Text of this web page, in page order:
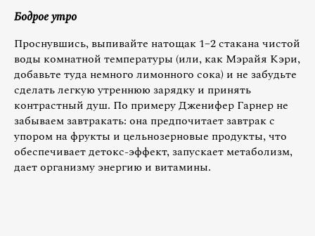
Бодрое утро
Проснувшись, выпивайте натощак 1–2 стакана чистой
воды комнатной температуры (или, как Мэрайя Кэри,
добавьте туда немного лимонного сока) и не забудьте
сделать легкую утреннюю зарядку и принять
контрастный душ. По примеру Дженифер Гарнер не
забываем завтракать: она предпочитает завтрак с
упором на фрукты и цельнозерновые продукты, что
обеспечивает детокс-эффект, запускает метаболизм,
дает организму энергию и витамины.